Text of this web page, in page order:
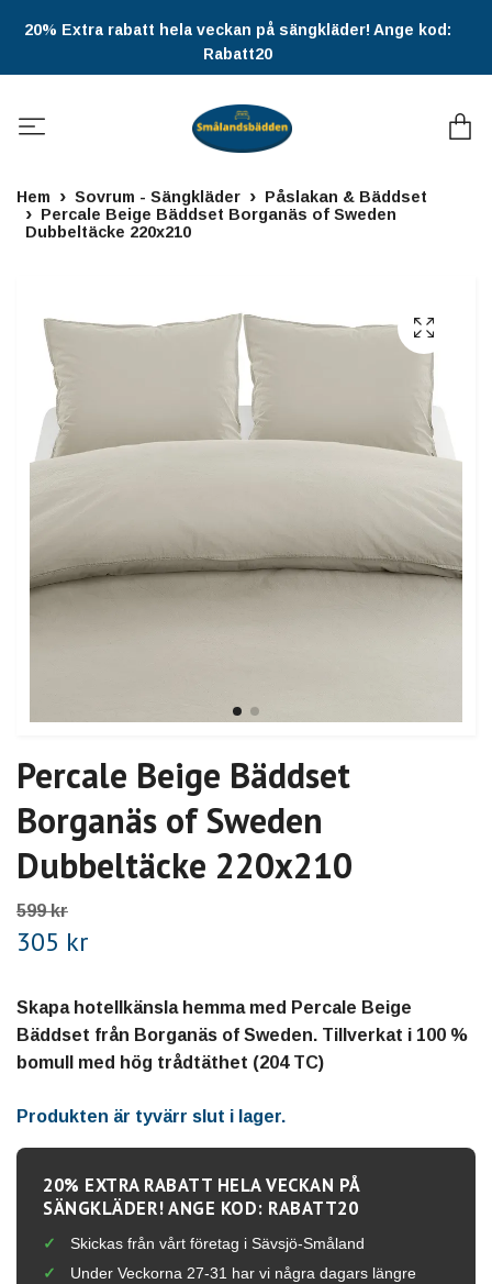
20% Extra rabatt hela veckan på sängkläder! Ange kod:
Rabatt20
Hem Sovrum - Sängkläder
Påslakan & Bäddset
Percale Beige Bäddset Borganäs of Sweden
Dubbeltäcke 220x210
Percale Beige Bäddset
Borganäs of Sweden
Dubbeltäcke 220x210
599 kr
305 kr
Skapa hotellkänsla hemma med Percale Beige
Bäddset från Borganäs of Sweden. Tillverkat i 100 %
bomull med hög trådtäthet (204 TC)
Produkten är tyvärr slut i lager.
20% EXTRA RABATT HELA VECKAN PÅ
SÄNGKLÄDER! ANGE KOD: RABATT20
Skickas från vårt företag i Sävsjö-Småland
Under Veckorna 27-31 har vi några dagars längre